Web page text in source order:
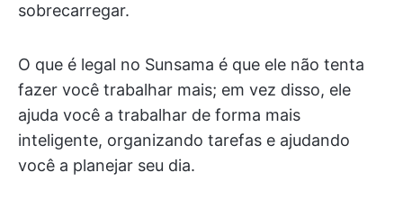
sobrecarregar.
O que é legal no Sunsama é que ele não tenta
fazer você trabalhar mais; em vez disso, ele
ajuda você a trabalhar de forma mais
inteligente, organizando tarefas e ajudando
você a planejar seu dia.